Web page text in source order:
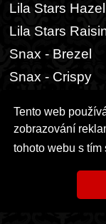
Tento web
zobrazování
tohoto webu s tím
Lila Stars
Lila Stars
Snax - Brezel
Snax - Crispy
11 - Zmrzlina
Cone
Ice Cream
Mini Cones
Nanuk